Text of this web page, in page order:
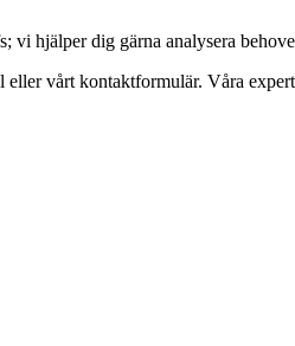
hjälper dig gärna analysera
vårt kontaktformulär. Våra